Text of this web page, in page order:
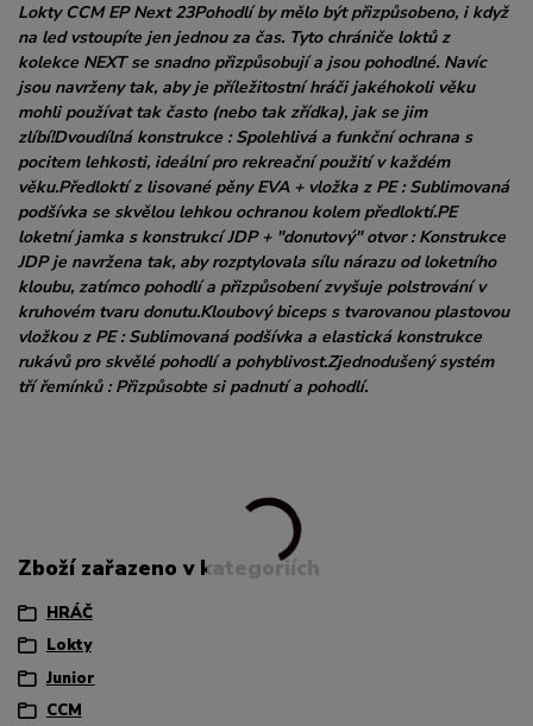
Lokty CCM EP Next 23Pohodlí by mělo být přizpůsobeno, i když
na led vstoupíte jen jednou za čas. Tyto chrániče loktů z
kolekce NEXT se snadno přizpůsobují a jsou pohodlné. Navíc
jsou navrženy tak, aby je příležitostní hráči jakéhokoli věku
mohli používat tak často (nebo tak zřídka), jak se jim
zlíbí!Dvoudílná konstrukce : Spolehlivá a funkční ochrana s
pocitem lehkosti, ideální pro rekreační použití v každém
věku.Předloktí z lisované pěny EVA + vložka z PE : Sublimovaná
podšívka se skvělou lehkou ochranou kolem předloktí.PE
loketní jamka s konstrukcí JDP + "donutový" otvor : Konstrukce
JDP je navržena tak, aby rozptylovala sílu nárazu od loketního
kloubu, zatímco pohodlí a přizpůsobení zvyšuje polstrování v
kruhovém tvaru donutu.Kloubový biceps s tvarovanou plastovou
vložkou z PE : Sublimovaná podšívka a elastická konstrukce
rukávů pro skvělé pohodlí a pohyblivost.Zjednodušený systém
tří řemínků : Přizpůsobte si padnutí a pohodlí.
Zboží zařazeno v kategoriích
HRÁČ
Lokty
Junior
CCM